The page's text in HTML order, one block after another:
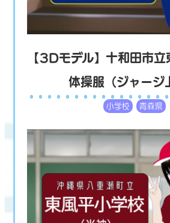
【3Dモデル】十和田市
体操服（ジャージ
小学校 青森県